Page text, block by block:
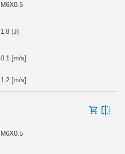
M6X0.5
1.8 [J]
0.1 [m/s]
1.2 [m/s]
M6X0.5